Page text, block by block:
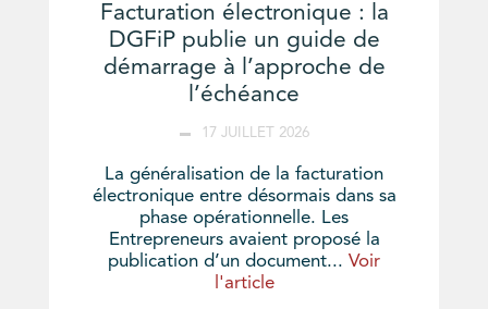
Facturation électronique : la
DGFiP publie un guide de
démarrage à l’approche de
l’échéance
17 JUILLET 2026
La généralisation de la facturation
électronique entre désormais dans sa
phase opérationnelle. Les
Entrepreneurs avaient proposé la
publication d’un document... Voir
l'article